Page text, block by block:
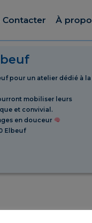
Contacter À
pour un atelier dédié à la
mobiliser leurs
et convivial.
en douceur
Elbeuf